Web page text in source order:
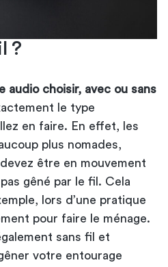
?
audio choisir, avec ou sans
le type
en faire. En effet, les
plus nomades,
être en mouvement
gêné par le fil. Cela
lors d’une pratique
pour faire le ménage.
sans fil et
votre entourage